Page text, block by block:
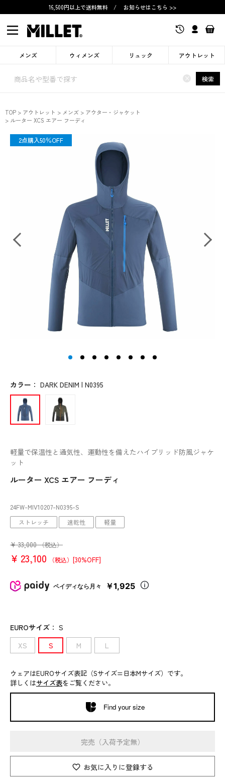
16,500円以上で送料無料 / お知らせはこちら >>
メンズ ウィメンズ リュック アウトレット
× 検索
TOP アウトレット メンズ
アウター・ジャケット
ルーター XCS エアー フーディ
軽量で保温性と通気性、運動性を備えたハイブリッド防風ジャケ
ット
ルーター XCS エアー フーディ
24FW-MIV10207-N0395-S
OUTLET
ストレッチ 速乾性 軽量
2点購入50％OFF
¥ 33,000 （税込）
¥ 23,100 （税込） [30%OFF]
ペイディなら月々 ￥1,925
カラー ： DARK DENIM | N0395
EUROサイズ ： S
XS
S M L
ウェアはEUROサイズ表記（Sサイズ=日本Mサイズ）です。
詳しくはサイズ表をご覧ください。
Find your size
完売（入荷予定無）
お気に入りに登録する